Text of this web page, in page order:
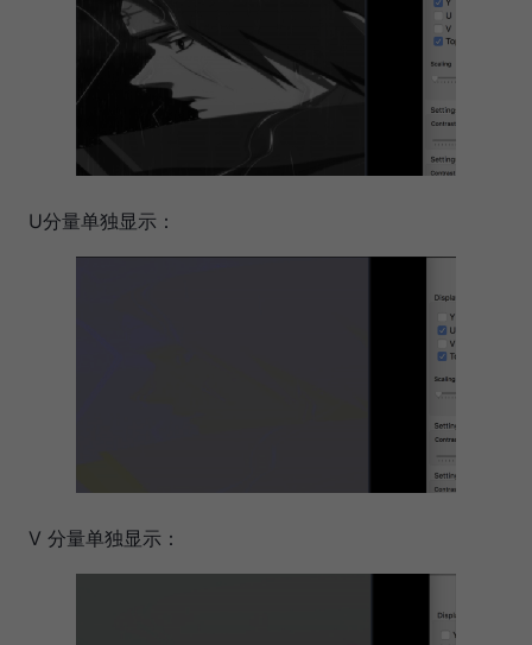
U分量单独显示：
V 分量单独显示：